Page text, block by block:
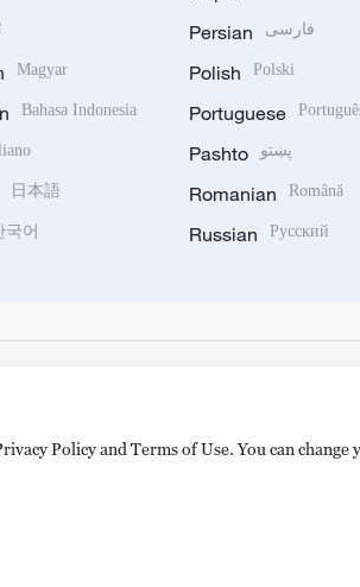
Magyar
Bahasa Indonesia
日本語
국어
Persian فارسی
Polish Polski
Portuguese
Pashto پښتو
Romanian Română
Russian Русский
Policy and Terms of Use. You can change